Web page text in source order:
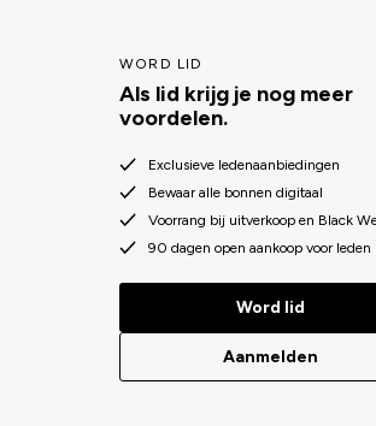
WORD LID
Als lid krijg je nog meer
voordelen.
Exclusieve ledenaanbiedingen
Bewaar alle bonnen digitaal
Voorrang bij uitverkoop en Black
90 dagen open aankoop voor leden
Word lid
Aanmelden